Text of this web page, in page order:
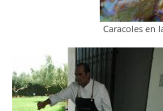
Caracoles en